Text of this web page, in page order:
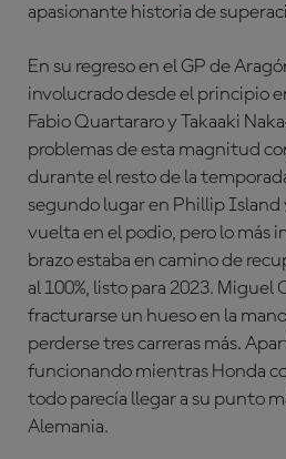
apasionante historia de
En su regreso en el GP de
involucrado desde el principio
Fabio Quartararo y Takaaki
problemas de esta magnitud
durante el resto de la
segundo lugar en Phillip Island
vuelta en el podio, pero lo más
brazo estaba en camino de
al 100%, listo para 2023. Miguel
fracturarse un hueso en la
perderse tres carreras más.
funcionando mientras Honda
todo parecía llegar a su punto
Alemania.